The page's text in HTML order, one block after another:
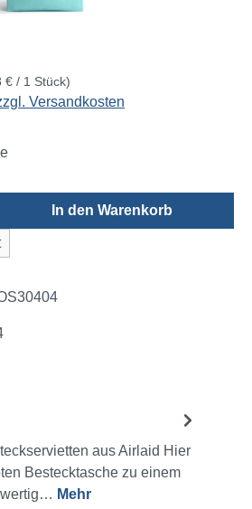
€ / 1 Stück)
Versandkosten
Gib den gewünschten
In den Warenkorb
aus Airlaid Hier
Bestecktasche zu einem
Mehr